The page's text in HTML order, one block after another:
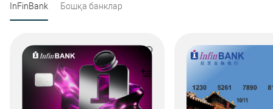
InFinBank Бошқа банклар